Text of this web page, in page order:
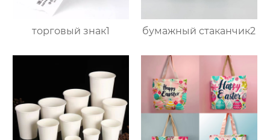
торговый знак1 бумажный стаканчик2